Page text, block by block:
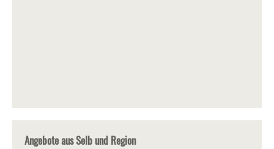
Angebote aus Selb und Region